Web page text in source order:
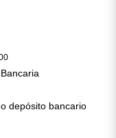
depósito bancario